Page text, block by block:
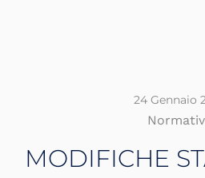
24 Gennaio
MODIFICHE